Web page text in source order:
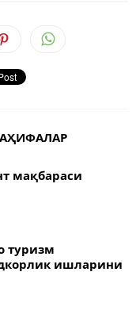
мақбараси
туризм
ишларини